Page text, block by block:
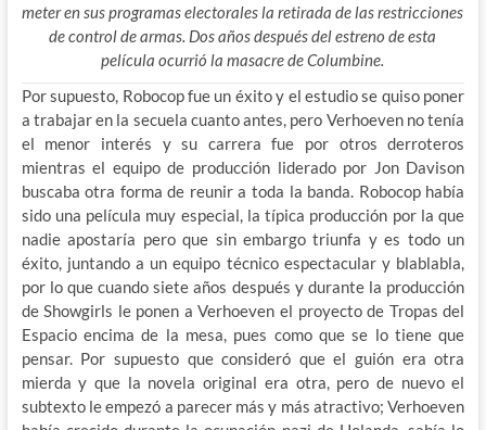
meter en sus programas electorales la retirada de las restricciones
de control de armas. Dos años después del estreno de esta
película ocurrió la masacre de Columbine.
Por supuesto, Robocop fue un éxito y el estudio se quiso poner
a trabajar en la secuela cuanto antes, pero Verhoeven no tenía
el menor interés y su carrera fue por otros derroteros
mientras el equipo de producción liderado por Jon Davison
buscaba otra forma de reunir a toda la banda. Robocop había
sido una película muy especial, la típica producción por la que
nadie apostaría pero que sin embargo triunfa y es todo un
éxito, juntando a un equipo técnico espectacular y blablabla,
por lo que cuando siete años después y durante la producción
de Showgirls le ponen a Verhoeven el proyecto de Tropas del
Espacio encima de la mesa, pues como que se lo tiene que
pensar. Por supuesto que consideró que el guión era otra
mierda y que la novela original era otra, pero de nuevo el
subtexto le empezó a parecer más y más atractivo; Verhoeven